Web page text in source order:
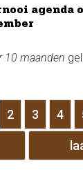
agenda
10 maanden
2 3 4